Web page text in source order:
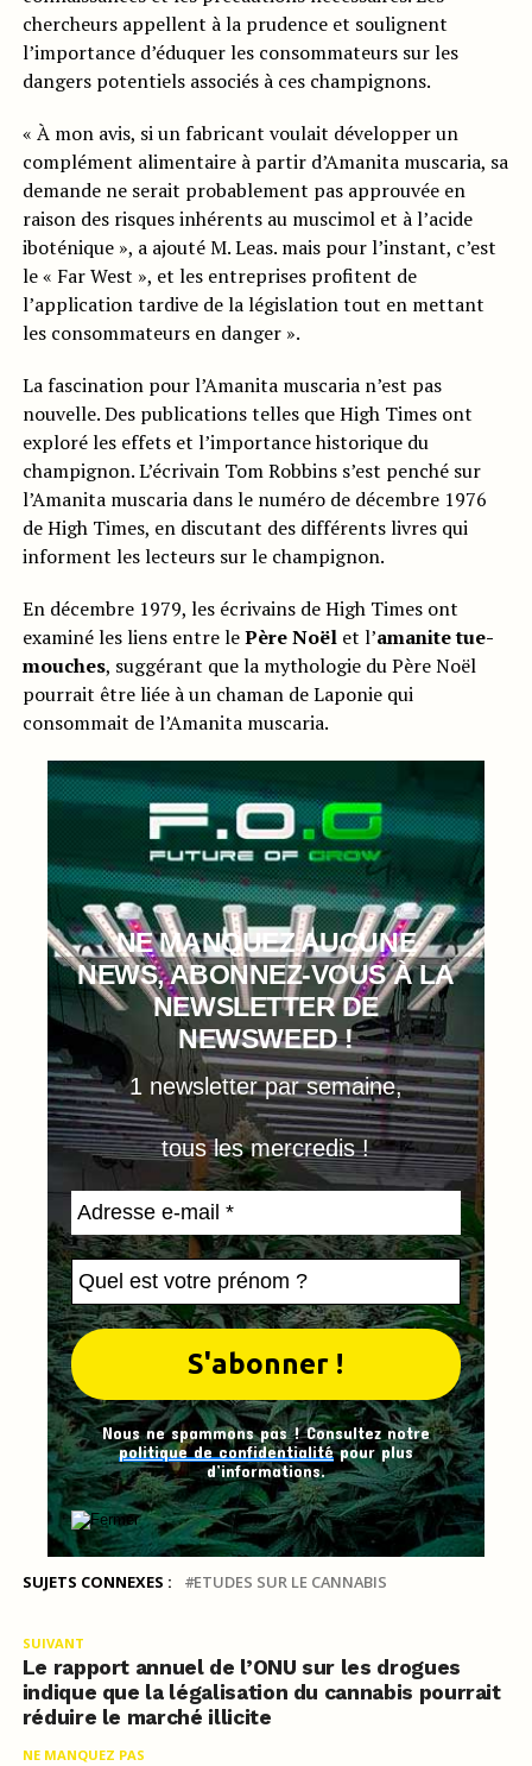
chercheurs appellent à la prudence et soulignent
l’importance d’éduquer les consommateurs sur les
dangers potentiels associés à ces champignons.
« À mon avis, si un fabricant voulait développer un
complément alimentaire à partir d’Amanita muscaria, sa
demande ne serait probablement pas approuvée en
raison des risques inhérents au muscimol et à l’acide
iboténique », a ajouté M. Leas. mais pour l’instant, c’est
le « Far West », et les entreprises profitent de
l’application tardive de la législation tout en mettant
les consommateurs en danger ».
La fascination pour l’Amanita muscaria n’est pas
nouvelle. Des publications telles que High Times ont
exploré les effets et l’importance historique du
champignon. L’écrivain Tom Robbins s’est penché sur
l’Amanita muscaria dans le numéro de décembre 1976
de High Times, en discutant des différents livres qui
informent les lecteurs sur le champignon.
En décembre 1979, les écrivains de High Times ont
examiné les liens entre lePère Noëlet l’amanite tue-
mouches, suggérant que la mythologie du Père Noël
pourrait être liée à un chaman de Laponie qui
consommait de l’Amanita muscaria.
NE MANQUEZ AUCUNE
NEWS, ABONNEZ-VOUS À LA
NEWSLETTER DE
NEWSWEED !
1 newsletter par semaine,
tous les mercredis !
Nous ne spammons pas ! Consultez notre
politique de confidentialitépour plus
d’informations.
SUJETS CONNEXES : ETUDES SUR LE CANNABIS
SUIVANT
Le rapport annuel de l’ONU sur les drogues
indique que la légalisation du cannabis pourrait
réduire le marché illicite
NE MANQUEZ PAS